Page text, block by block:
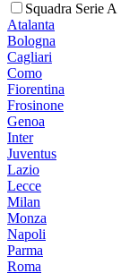
Squadra Serie A
Atalanta
Bologna
Cagliari
Como
Fiorentina
Frosinone
Genoa
Inter
Juventus
Lazio
Lecce
Milan
Monza
Napoli
Parma
Roma